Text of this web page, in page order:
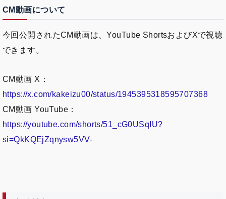
CM動画について
今回公開されたCM動画は、YouTube ShortsおよびXで視聴
できます。
CM動画 X：
https://x.com/kakeizu00/status/1945395318595707368
CM動画 YouTube：
https://youtube.com/shorts/51_cG0USqIU?
si=QkKQEjZqnysw5VV-